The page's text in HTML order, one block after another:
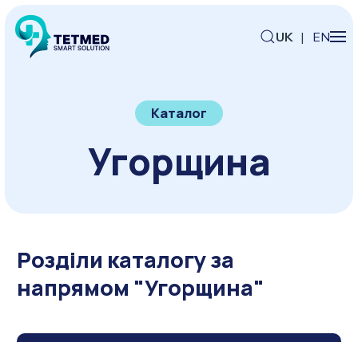
UK | EN
Каталог
Угорщина
Розділи каталогу за
напрямом "Угорщина"